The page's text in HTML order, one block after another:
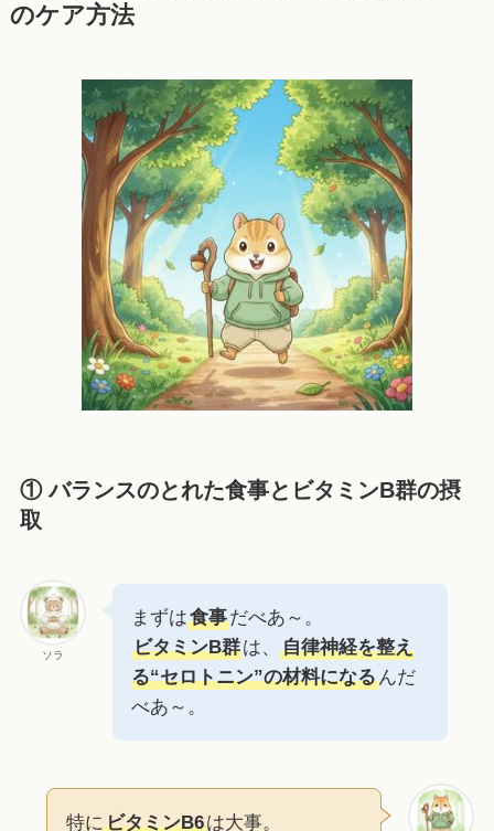
のケア方法
① バランスのとれた食事とビタミンB群の摂
取
ソラ
まずは食事だべあ～。
ビタミンB群は、
自律神経を整え
る“セロトニン”の材料になるんだ
べあ～。
特にビタミンB6は大事。